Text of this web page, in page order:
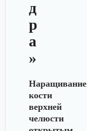
д
р
а
»
Наращивание
кости
верхней
челюсти